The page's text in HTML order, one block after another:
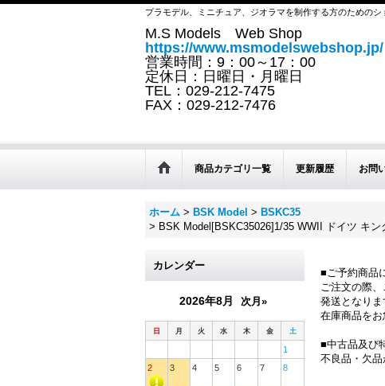
プラモデル、ミニチュア、ジオラマを制作する方のための
M.S Models Web Shop
https://www.msmodelswebshop.jp/
営業時間：9：00～17：00
定休日：日曜日・月曜日
TEL：029-212-7475
FAX：029-212-7476
商品カテゴリ一覧 更新履歴 お問
ホーム > BSK Model > BSKC35
> BSK Model[BSKC35026]1/35 WWII ドイツ キ
カレンダー
2026年8月 次月»
日 月 火 水 木 金 土
1
2
3 4 5 6 7 8
■ご予約商品
ご注文の際
発送となりま
在庫商品をお
■中古品及び
不良品・欠品